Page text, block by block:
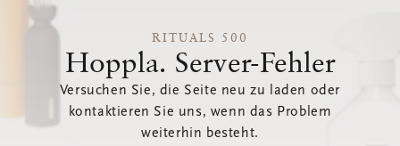
RITUALS 500
Hoppla. Server-Fehler
Versuchen Sie, die Seite neu zu laden oder
kontaktieren Sie uns, wenn das Problem
weiterhin besteht.